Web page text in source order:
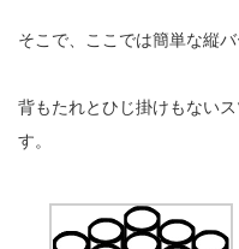
そこで、ここでは簡単な縦
背もたれとひじ掛けもない
す。